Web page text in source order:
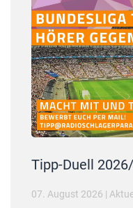
Tipp-Duell
07. August 2026 |